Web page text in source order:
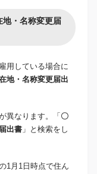
地・名称変更届
用している場合に
地・名称変更届出
異なります。「 〇
出書 」と検索をし
1月1日時点で住ん